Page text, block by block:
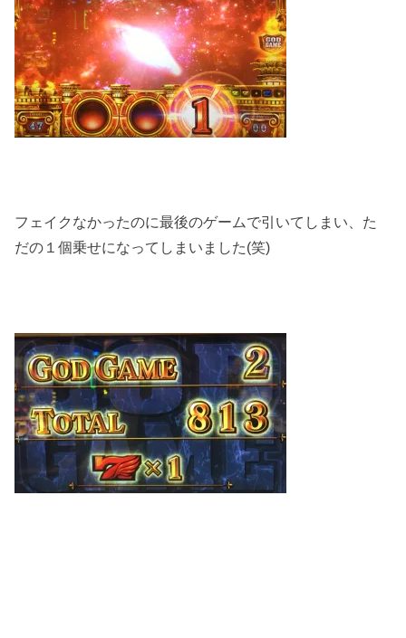
フェイクなかったのに最後のゲームで引いてしまい、た
だの１個乗せになってしまいました(笑)